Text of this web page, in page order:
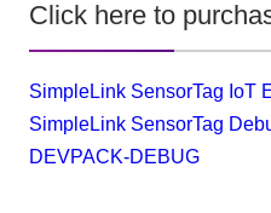
Click here to
SimpleLink SensorTag IoT
SimpleLink SensorTag
DEVPACK-DEBUG